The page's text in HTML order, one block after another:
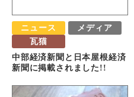
ニュース
メディア
瓦猫
中部経済新聞と日本屋根経済
新聞に掲載されました!!